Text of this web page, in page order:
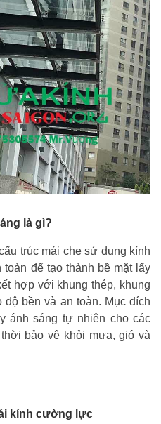
là gì?
trúc mái che sử dụng kính
để tạo thành bề mặt lấy
hợp với khung thép, khung
độ bền và an toàn. Mục đích
ánh sáng tự nhiên cho các
bảo vệ khỏi mưa, gió và
kính cường lực